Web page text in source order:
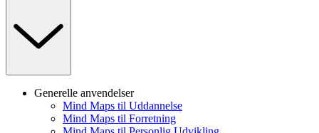
Generelle anvendelser
Mind Maps til Uddannelse
Mind Maps til Forretning